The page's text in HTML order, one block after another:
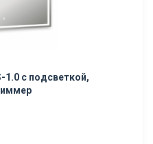
1.0 с подсветкой,